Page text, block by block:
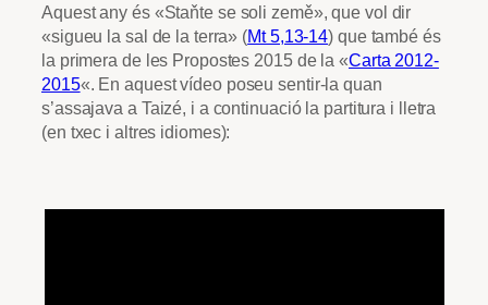
Aquest any és «Staňte se soli země»,que vol dir
«sigueu la sal de la terra» (Mt 5,13-14) que també és
la primera de les Propostes 2015 de la «Carta 2012-
2015«. En aquest vídeo poseu sentir-la quan
s’assajava a Taizé, i a continuació la partitura i lletra
(en txec i altres idiomes):